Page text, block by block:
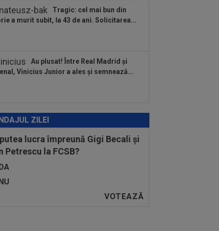
Tragic: cel mai bun din
a murit subit, la 43 de ani. Solicitarea...
Au plusat! Între Real Madrid și
Vinicius Junior a ales și semnează...
ZILEI
lucra împreună Gigi Becali și
Petrescu la FCSB?